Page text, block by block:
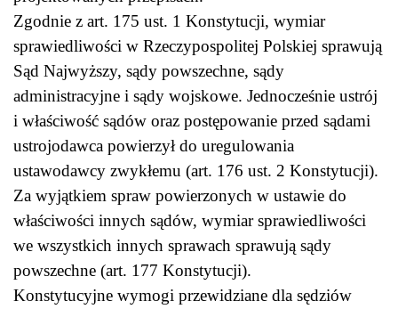
Zgodnie z art. 175 ust. 1 Konstytucji, wymiar
sprawiedliwości w Rzeczypospolitej Polskiej sprawują
Sąd Najwyższy, sądy powszechne, sądy
administracyjne i sądy wojskowe. Jednocześnie ustrój
i właściwość sądów oraz postępowanie przed sądami
ustrojodawca powierzył do uregulowania
ustawodawcy zwykłemu (art. 176 ust. 2 Konstytucji).
Za wyjątkiem spraw powierzonych w ustawie do
właściwości innych sądów, wymiar sprawiedliwości
we wszystkich innych sprawach sprawują sądy
powszechne (art. 177 Konstytucji).
Konstytucyjne wymogi przewidziane dla sędziów